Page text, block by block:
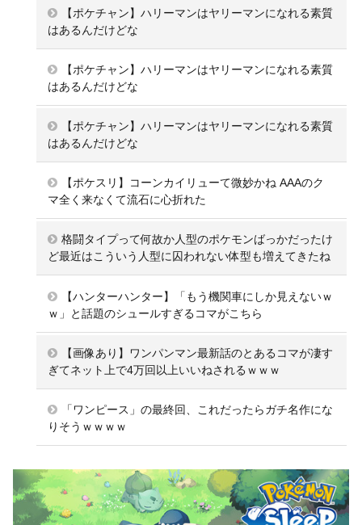
【ポケチャン】ハリーマンはヤリーマンになれる素質
はあるんだけどな
【ポケチャン】ハリーマンはヤリーマンになれる素質
はあるんだけどな
【ポケチャン】ハリーマンはヤリーマンになれる素質
はあるんだけどな
【ポケスリ】コーンカイリューて微妙かね AAAのク
マ全く来なくて流石に心折れた
格闘タイプって何故か人型のポケモンばっかだったけ
ど最近はこういう人型に囚われない体型も増えてきたね
【ハンターハンター】「もう機関車にしか見えないｗ
ｗ」と話題のシュールすぎるコマがこちら
【画像あり】ワンパンマン最新話のとあるコマが凄す
ぎてネット上で4万回以上いいねされるｗｗｗ
「ワンピース」の最終回、これだったらガチ名作にな
りそうｗｗｗｗ